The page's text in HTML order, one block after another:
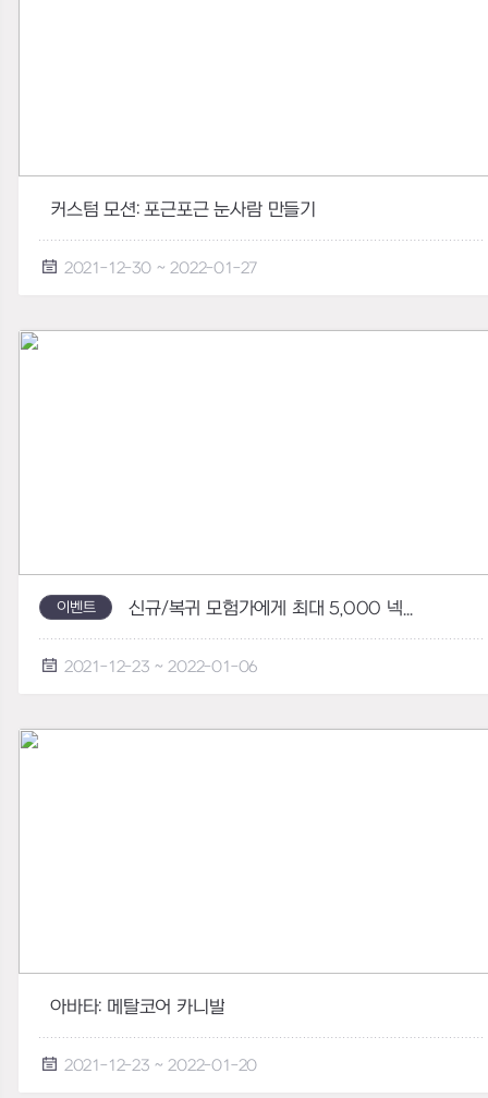
커스텀 모션: 포근포근 눈사람 만들기
2021-12-30 ~ 2022-01-27
이벤트 신규/복귀 모험가에게 최대 5,000 넥슨캐시!
2021-12-23 ~ 2022-01-06
아바타: 메탈코어 카니발
2021-12-23 ~ 2022-01-20